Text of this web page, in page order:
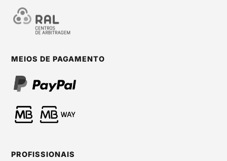
MEIOS DE PAGAMENTO
PROFISSIONAIS